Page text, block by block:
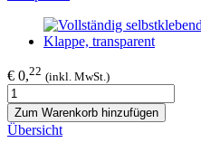
€ 0,22 (inkl. MwSt.)
Zum Warenkorb hinzufügen
Übersicht